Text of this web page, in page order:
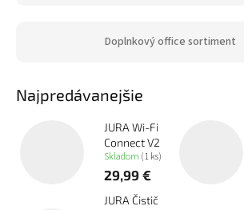
Doplnkový office sortiment
Najpredávanejšie
JURA Wi-Fi
Connect V2
Skladom (1 ks)
29,99 €
JURA Čistič